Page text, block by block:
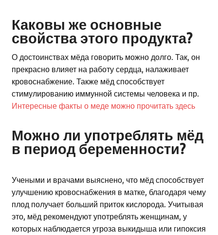
Каковы же основные
свойства этого продукта?
О достоинствах мёда говорить можно долго. Так, он
прекрасно влияет на работу сердца, налаживает
кровоснабжение. Также мёд способствует
стимулированию иммунной системы человека и пр.
Интересные факты о меде можно прочитать здесь
Можно ли употреблять мёд
в период беременности?
Учеными и врачами выяснено, что мёд способствует
улучшению кровоснабжения в матке, благодаря чему
плод получает больший приток кислорода. Учитывая
это, мёд рекомендуют употреблять женщинам, у
которых наблюдается угроза выкидыша или гипоксия